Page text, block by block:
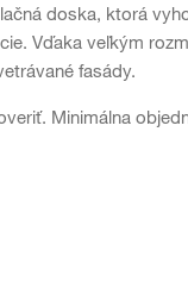
doska, ktorá
Vďaka veľkým
fasády.
Minimálna